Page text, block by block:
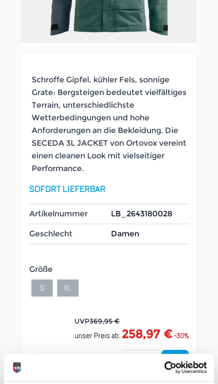
Schroffe Gipfel, kühler Fels, sonnige
Grate: Bergsteigen bedeutet vielfältiges
Terrain, unterschiedlichste
Wetterbedingungen und hohe
Anforderungen an die Bekleidung. Die
SECEDA 3L JACKET von Ortovox vereint
einen cleanen Look mit vielseitiger
Performance.
SOFORT LIEFERBAR
Artikelnummer LB_2643180028
Geschlecht Damen
Größe
S XL
UVP369,95 €
unser Preis ab: 258,97 €-30%
Menge